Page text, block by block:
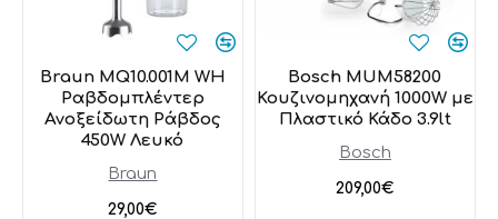
Braun
Braun MQ10.001M WH
Ραβδομπλέντερ
Ανοξείδωτη Ράβδος
450W Λευκό
29,00€
Bosch
Bosch MUM58200
Κουζινομηχανή 1000W με
Πλαστικό Κάδο 3.9lt
209,00€